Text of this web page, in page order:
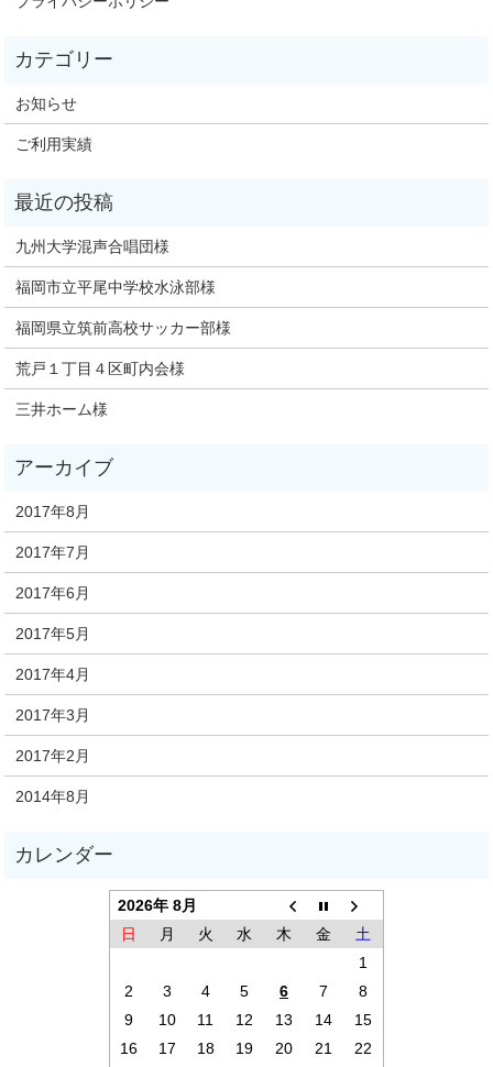
お知らせ
ご利用実績
九州大学混声合唱団様
福岡市立平尾中学校水泳部様
福岡県立筑前高校サッカー部様
荒戸１丁目４区町内会様
三井ホーム様
2017年8月
2017年7月
2017年6月
2017年5月
2017年4月
2017年3月
2017年2月
2014年8月
2026年 8月
日
月 火 水 木 金
土
1
2
3 4 5 6 7
8
9
10 11 12 13 14
15
16
17 18 19 20 21
22